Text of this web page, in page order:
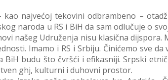
kao najvećoj tekovini odbrambeno –
naroda u RS i BiH da sam odlučuje o
našeg Udruženja nisu klasična dijspora.
Imamo i RS i Srbiju. Činićemo sve da
BiH budu što čvršći i efikasniji. Srpski
ghj, kulturni i duhovni prostor.